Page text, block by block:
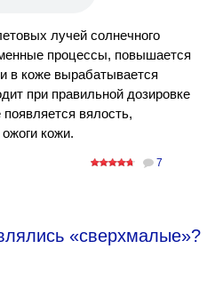
лучей солнечного
процессы, повышается
в коже вырабатывается
при правильной дозировке
вялость,
кожи.
7
«сверхмалые»?